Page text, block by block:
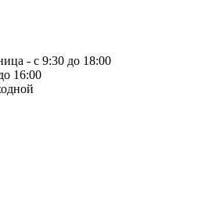
- с 9:30 до 18:00
16:00